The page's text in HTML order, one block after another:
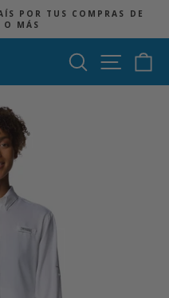
POR TUS COMPRAS DE
O MÁS
Buscar